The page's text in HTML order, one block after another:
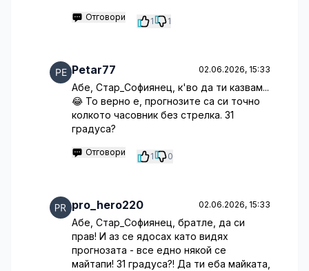
Отговори 1 1
Petar77 02.06.2026, 15:33
Абе, Стар_Софиянец, к'во да ти казвам...
😂 То верно е, прогнозите са си точно
колкото часовник без стрелка. 31
градуса?
Отговори 1 0
pro_hero220 02.06.2026, 15:33
Абе, Стар_Софиянец, братле, да си
прав! И аз се ядосах като видях
прогнозата - все едно някой се
майтапи! 31 градуса?! Да ти еба майката,